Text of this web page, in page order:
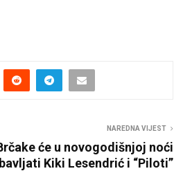
NAREDNA VIJEST
će u novogodišnjoj noći
Kiki Lesendrić i “Piloti”